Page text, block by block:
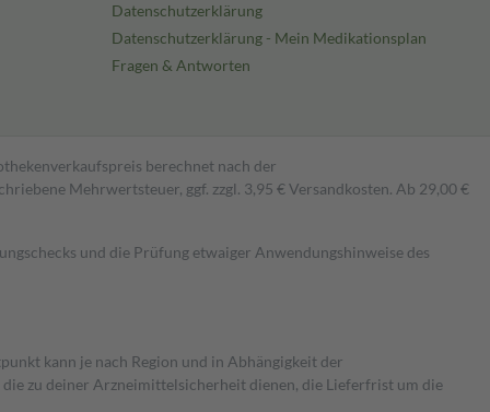
Datenschutzerklärung
Datenschutzerklärung - Mein Medikationsplan
Fragen & Antworten
berechnet nach der
Mehrwertsteuer, ggf. zzgl. 3,95 € Versandkosten. Ab 29,00 €
und die Prüfung etwaiger Anwendungshinweise des
kann je nach Region und in Abhängigkeit der
zu deiner Arzneimittelsicherheit dienen, die Lieferfrist um die